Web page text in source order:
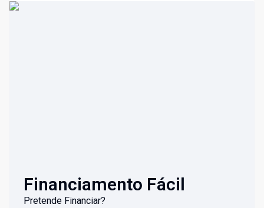
Financiamento Fácil
Pretende Financiar?